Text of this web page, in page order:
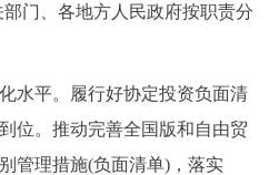
门、各地方人民政府按职责分
平。履行好协定投资负面清
位。推动完善全国版和自由贸
管理措施(负面清单)，落实